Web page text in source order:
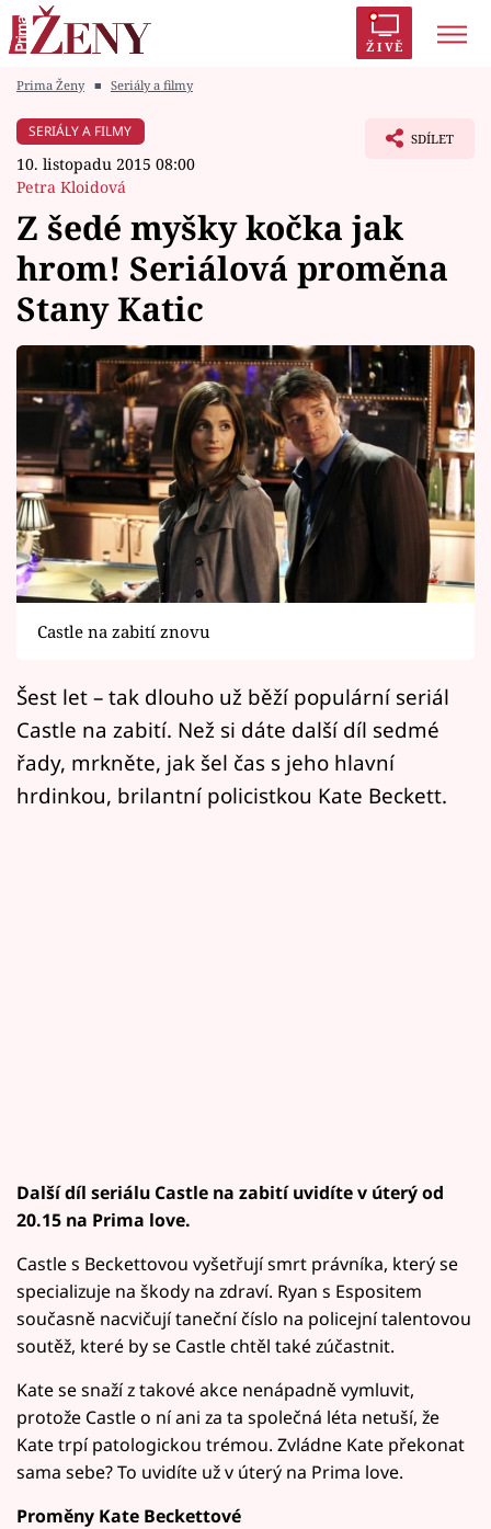
ŽIVĚ
Módní alarm
Témata
Celebrity
Vztahy
Seriály
Horoskopy
Sledujte prima+
Filmový festival Karlovy Vary
Mámy sobě
Přihlášení
Prima Ženy ■ Seriály a filmy
SERIÁLY A FILMY
10. listopadu 2015 08:00
Petra Kloidová
SDÍLET
Z šedé myšky kočka jak
hrom! Seriálová proměna
Stany Katic
Castle na zabití znovu
Šest let – tak dlouho už běží populární seriál
Castle na zabití. Než si dáte další díl sedmé
řady, mrkněte, jak šel čas s jeho hlavní
hrdinkou, brilantní policistkou Kate Beckett.
Další díl seriálu Castle na zabití uvidíte v úterý od
20.15 na Prima love.
Castle s Beckettovou vyšetřují smrt právníka, který se
specializuje na škody na zdraví. Ryan s Espositem
současně nacvičují taneční číslo na policejní talentovou
soutěž, které by se Castle chtěl také zúčastnit.
Kate se snaží z takové akce nenápadně vymluvit,
protože Castle o ní ani za ta společná léta netuší, že
Kate trpí patologickou trémou. Zvládne Kate překonat
sama sebe? To uvidíte už v úterý na Prima love.
Proměny Kate Beckettové